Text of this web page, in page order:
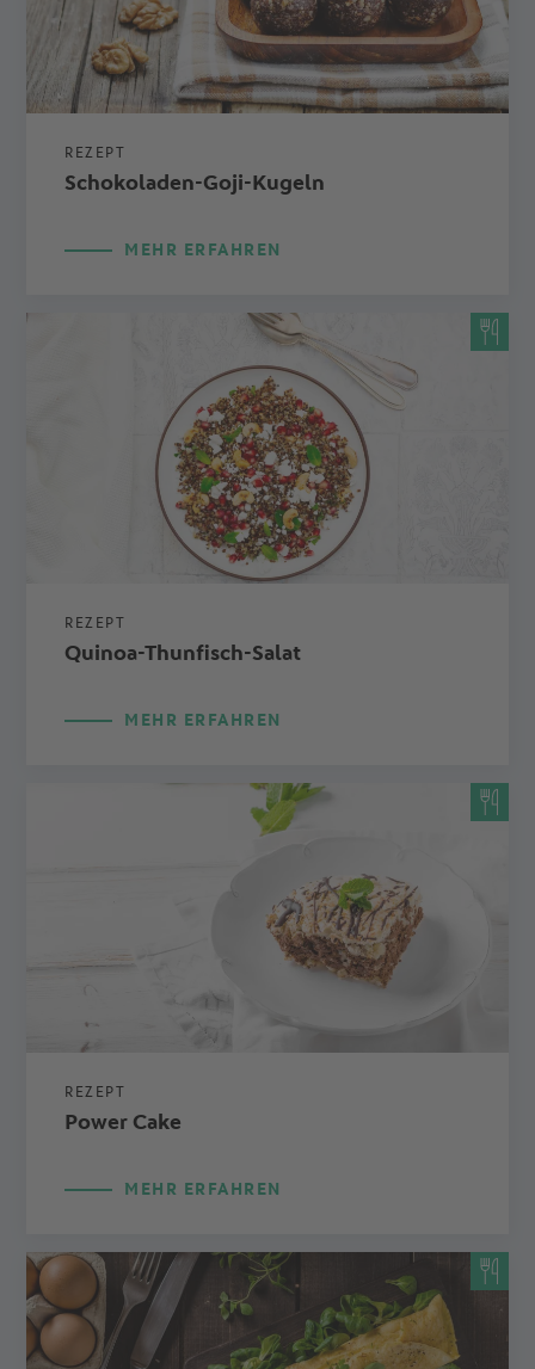
REZEPT
Schokoladen-Goji-Kugeln
MEHR ERFAHREN
REZEPT
Quinoa-Thunfisch-Salat
MEHR ERFAHREN
REZEPT
Power Cake
MEHR ERFAHREN